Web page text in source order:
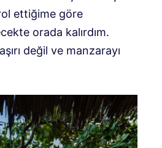
ettiğime göre
orada kalırdım.
değil ve manzarayı